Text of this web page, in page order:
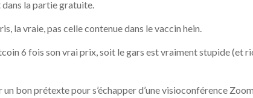
dans la partie gratuite.
la vraie, pas celle contenue dans le vaccin hein.
6 fois son vrai prix, soit le gars est vraiment stupide (et
bon prétexte pour s’échapper d’une visioconférence